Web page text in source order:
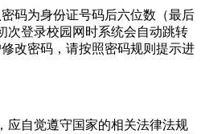
码为身份证号码后六位数（最后
次登录校园网时系统会自动跳转
改密码，请按照密码规则提示进
应自觉遵守国家的相关法律法规